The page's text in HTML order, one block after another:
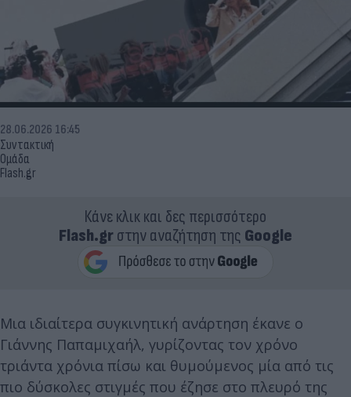
Συντακτική
Ομάδα
Flash.gr
28.06.2026 16:45
Κάνε κλικ και δες περισσότερο
Flash.grστην αναζήτηση της Google
Μια ιδιαίτερα συγκινητική ανάρτηση έκανε ο
Γιάννης Παπαμιχαήλ, γυρίζοντας τον χρόνο
τριάντα χρόνια πίσω και θυμούμενος μία από τις
πιο δύσκολες στιγμές που έζησε στο πλευρό της